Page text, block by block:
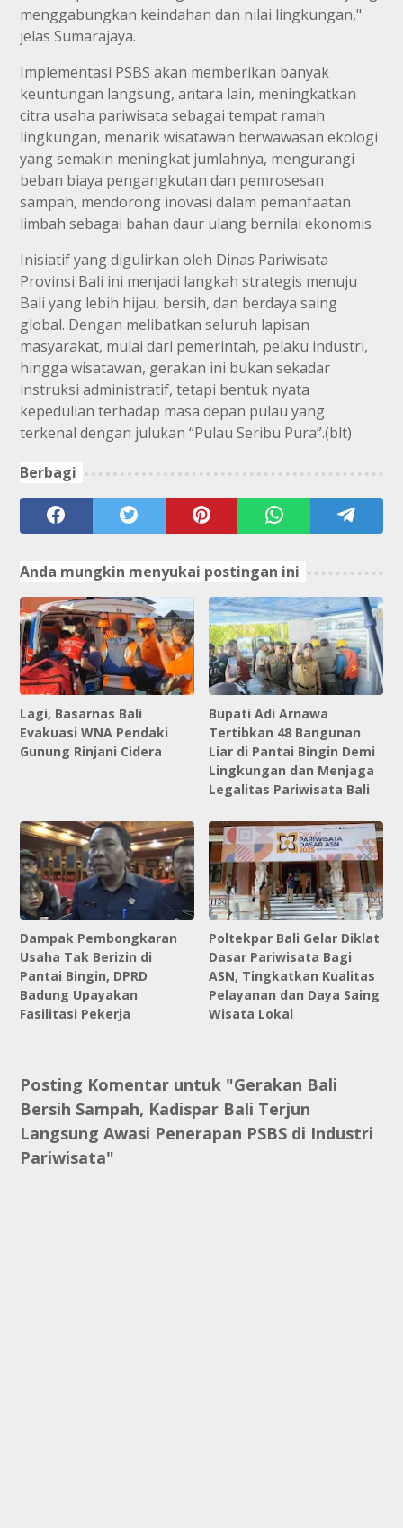
menggabungkan keindahan dan nilai lingkungan,"
jelas Sumarajaya.
Implementasi PSBS akan memberikan banyak
keuntungan langsung, antara lain, meningkatkan
citra usaha pariwisata sebagai tempat ramah
lingkungan, menarik wisatawan berwawasan ekologi
yang semakin meningkat jumlahnya, mengurangi
beban biaya pengangkutan dan pemrosesan
sampah, mendorong inovasi dalam pemanfaatan
limbah sebagai bahan daur ulang bernilai ekonomis
Inisiatif yang digulirkan oleh Dinas Pariwisata
Provinsi Bali ini menjadi langkah strategis menuju
Bali yang lebih hijau, bersih, dan berdaya saing
global. Dengan melibatkan seluruh lapisan
masyarakat, mulai dari pemerintah, pelaku industri,
hingga wisatawan, gerakan ini bukan sekadar
instruksi administratif, tetapi bentuk nyata
kepedulian terhadap masa depan pulau yang
terkenal dengan julukan “Pulau Seribu Pura”.(blt)
Berbagi
Anda mungkin menyukai postingan ini
Lagi, Basarnas Bali
Evakuasi WNA Pendaki
Gunung Rinjani Cidera
Bupati Adi Arnawa
Tertibkan 48 Bangunan
Liar di Pantai Bingin Demi
Lingkungan dan Menjaga
Legalitas Pariwisata Bali
Dampak Pembongkaran
Usaha Tak Berizin di
Pantai Bingin, DPRD
Badung Upayakan
Fasilitasi Pekerja
Poltekpar Bali Gelar Diklat
Dasar Pariwisata Bagi
ASN, Tingkatkan Kualitas
Pelayanan dan Daya Saing
Wisata Lokal
Posting Komentar untuk "Gerakan Bali
Bersih Sampah, Kadispar Bali Terjun
Langsung Awasi Penerapan PSBS di Industri
Pariwisata"